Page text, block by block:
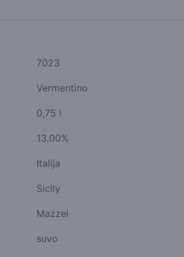
7023
Vermentino
0,75 l
13,00%
Italija
Sicily
Mazzei
suvo